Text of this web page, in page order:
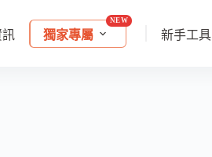
訊 獨家專屬 新手工具